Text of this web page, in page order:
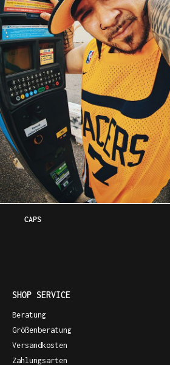
CAPS
SHOP SERVICE
Beratung
Größenberatung
Versandkosten
Zahlungsarten